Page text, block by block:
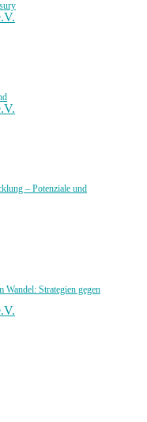
– Potenziale und
Wandel: Strategien gegen